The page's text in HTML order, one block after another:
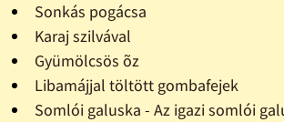
Sonkás pogácsa
Karaj szilvával
Gyümölcsös õz
Libamájjal töltött gombafejek
Somlói galuska - Az igazi somlói